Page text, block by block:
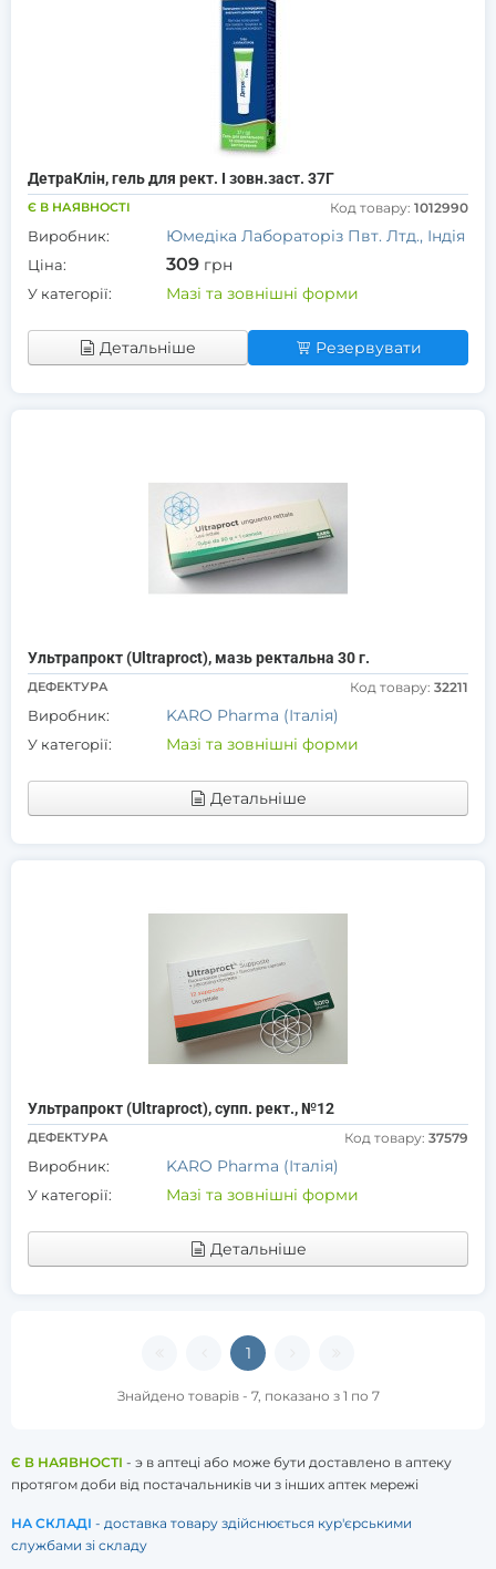
ДетраКлін, гель для рект. І зовн.заст. 37Г
Є В НАЯВНОСТІ Код товару: 1012990
Виробник: Юмедіка Лабораторіз Пвт. Лтд., Індія
Ціна: 309 грн
У категорії: Мазі та зовнішні форми
Детальніше Резервувати
Ультрапрокт (Ultraproct), мазь ректальна 30 г.
ДЕФЕКТУРА Код товару: 32211
Виробник: KARO Pharma (Італія)
У категорії: Мазі та зовнішні форми
Детальніше
Ультрапрокт (Ultraproct), супп. рект., №12
ДЕФЕКТУРА Код товару: 37579
Виробник: KARO Pharma (Італія)
У категорії: Мазі та зовнішні форми
Детальніше
1
Знайдено товарів - 7, показано з 1 по 7
Є В НАЯВНОСТІ - э в аптеці або може бути доставлено в аптеку
протягом доби від постачальників чи з інших аптек мережі
НА СКЛАДІ - доставка товару здійснюється кур'єрськими
службами зі складу